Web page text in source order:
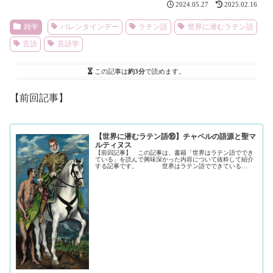
2024.05.27 2025.02.16
雑学 バレンタインデー ラテン語
世界に潜むラテン語
言語
言語学
この記事は約3分で読めます。
【前回記事】
【世界に潜むラテン語⑯】チャペルの語源と聖マ
ルティヌス
【前回記事】 この記事は、書籍「世界はラテン語ででき
ている」を読んで興味深かった内容について抜粋して紹介
する記事です。 世界はラテン語でできている